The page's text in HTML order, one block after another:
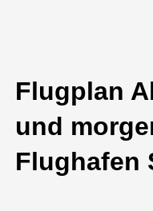
Flugplan
und
Flughafen